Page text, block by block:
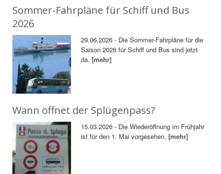
Sommer-Fahrpläne für Schiff und Bus
2026
29.06.2026 - Die Sommer-Fahrpläne für die
Saison 2026 für Schiff und Bus sind jetzt
da.[mehr]
Wann öffnet der Splügenpass?
15.03.2026 - Die Wiederöffnung im Frühjahr
ist für den 1. Mai vorgesehen.[mehr]